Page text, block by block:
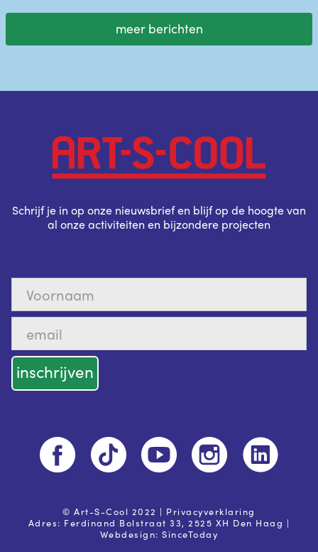
meer berichten
Schrijf je in op onze nieuwsbrief en blijf op de hoogte van
al onze activiteiten en bijzondere projecten
© Art-S-Cool 2022 | Privacyverklaring
Adres: Ferdinand Bolstraat 33, 2525 XH Den Haag |
Webdesign:SinceToday